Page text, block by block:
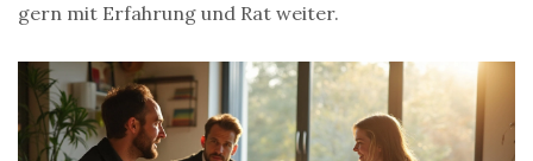
gern mit Erfahrung und Rat weiter.